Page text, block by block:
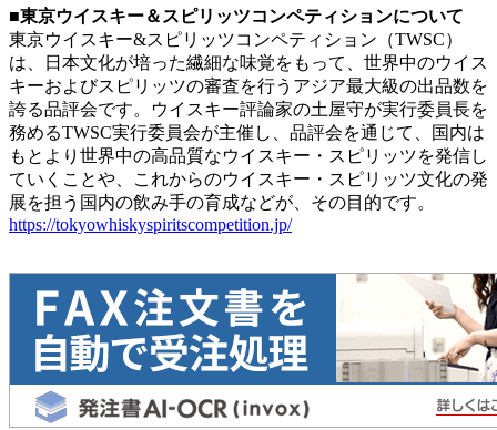
■東京ウイスキー＆スピリッツコンペティションについて
東京ウイスキー&スピリッツコンペティション（TWSC）
は、日本文化が培った繊細な味覚をもって、世界中のウイス
キーおよびスピリッツの審査を行うアジア最大級の出品数を
誇る品評会です。ウイスキー評論家の土屋守が実行委員長を
務めるTWSC実行委員会が主催し、品評会を通じて、国内は
もとより世界中の高品質なウイスキー・スピリッツを発信し
ていくことや、これからのウイスキー・スピリッツ文化の発
展を担う国内の飲み手の育成などが、その目的です。
https://tokyowhiskyspiritscompetition.jp/